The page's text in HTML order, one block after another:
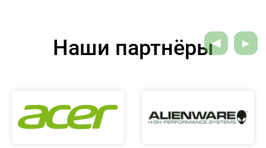
Наши партнёры